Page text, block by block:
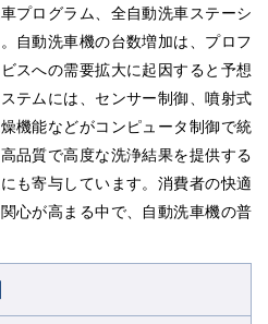
プログラム、全自動洗車ステーシ
自動洗車機の台数増加は、プロフ
スへの需要拡大に起因すると予想
テムには、センサー制御、噴射式
機能などがコンピュータ制御で統
品質で高度な洗浄結果を提供する
も寄与しています。消費者の快適
心が高まる中で、自動洗車機の普